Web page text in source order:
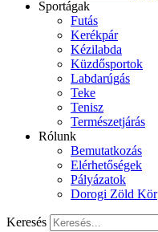
Sportágak
Futás
Kerékpár
Kézilabda
Küzdősportok
Labdarúgás
Teke
Tenisz
Természetjárás
Rólunk
Bemutatkozás
Elérhetőségek
Pályázatok
Dorogi Zöld Kör
Keresés